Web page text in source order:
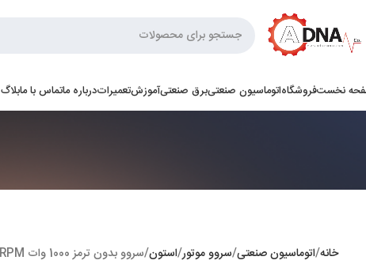
نخستفروشگاهاتوماسیون صنعتیبرق صنعتیآموزشتعمیراتدرباره ماتماس با مابلاگ
خانه اتوماسیون صنعتی سروو موتور استون سروو بدون ترمز 1000 وات 3000RPM استون سری PRONET-E